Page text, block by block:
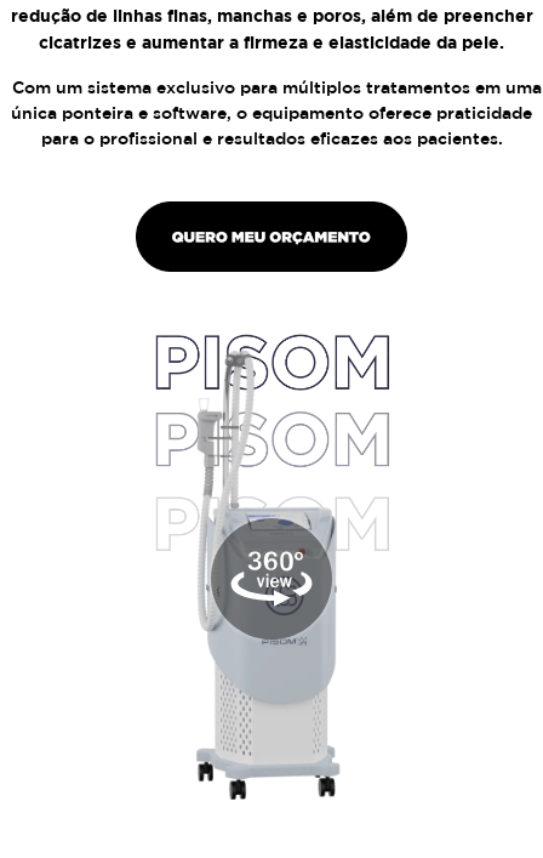
redução de linhas finas, manchas e poros, além de preencher
cicatrizes e aumentar a firmeza e elasticidade da pele.
Com um sistema exclusivo para múltiplos tratamentos em uma
única ponteira e software, o equipamento oferece praticidade
para o profissional e resultados eficazes aos pacientes.